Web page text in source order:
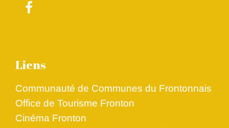
Liens
Communauté de Communes du Frontonnais
Office de Tourisme Fronton
Cinéma Fronton